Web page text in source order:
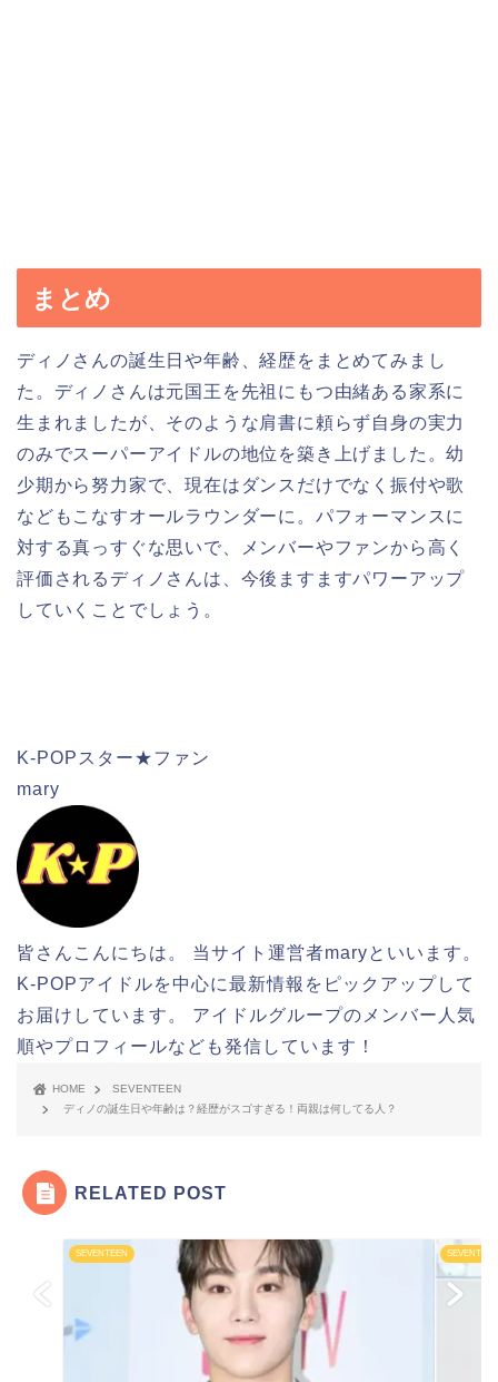
まとめ
ディノさんの誕生日や年齢、経歴をまとめてみまし
た。ディノさんは元国王を先祖にもつ由緒ある家系に
生まれましたが、そのような肩書に頼らず自身の実力
のみでスーパーアイドルの地位を築き上げました。幼
少期から努力家で、現在はダンスだけでなく振付や歌
などもこなすオールラウンダーに。パフォーマンスに
対する真っすぐな思いで、メンバーやファンから高く
評価されるディノさんは、今後ますますパワーアップ
していくことでしょう。
K-POPスター★ファン
mary
皆さんこんにちは。 当サイト運営者maryといいます。
K-POPアイドルを中心に最新情報をピックアップして
お届けしています。 アイドルグループのメンバー人気
順やプロフィールなども発信しています！
HOME
SEVENTEEN
ディノの誕生日や年齢は？経歴がスゴすぎる！両親は何してる人？
RELATED POST
SEVENTEEN